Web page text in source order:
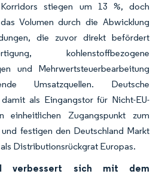
stiegen um 13 %, doch
Volumen durch die Abwicklung
die zuvor direkt befördert
kohlenstoffbezogene
und Mehrwertsteuerbearbeitung
Umsatzquellen. Deutsche
als Eingangstor für Nicht-EU-
einheitlichen Zugangspunkt zum
und festigen den Deutschland Markt
Distributionsrückgrat Europas.
verbessert sich mit dem